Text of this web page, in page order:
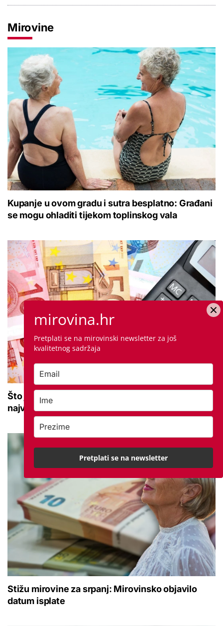
Mirovine
Kupanje u ovom gradu i sutra besplatno: Građani
se mogu ohladiti tijekom toplinskog vala
Što je prinos i kako se računa? Jedna od
najvažnijih vrijednosti u drugom stupu
Stižu mirovine za srpanj: Mirovinsko objavilo
datum isplate
mirovina.hr
Pretplati se na mirovinski newsletter za još
kvalitetnog sadržaja
Pretplati se na newsletter